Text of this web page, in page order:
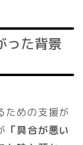
った背景
ための支援が
「具合が悪い